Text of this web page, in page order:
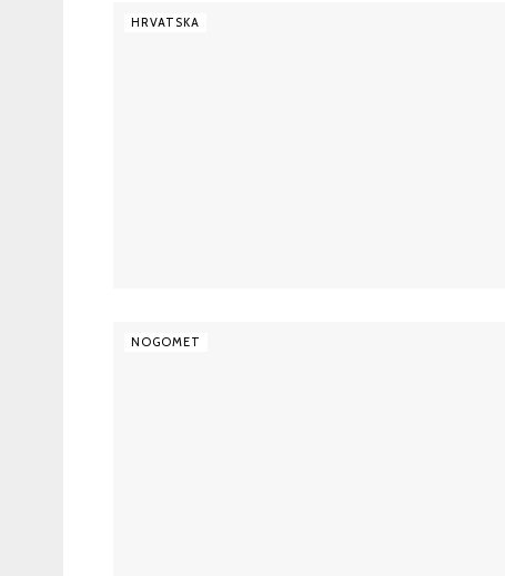
HRVATSKA
NOGOMET